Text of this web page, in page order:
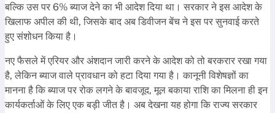
बल्कि उस पर 6% ब्याज देने का भी आदेश दिया था। सरकार ने इस आदेश के
खिलाफ अपील की थी, जिसके बाद अब डिवीजन बेंच ने इस पर सुनवाई करते
हुए संशोधन किया है।
नए फैसले में एरियर और अंशदान जारी करने के आदेश को तो बरकरार रखा गया
है, लेकिन ब्याज वाले प्रावधान को हटा दिया गया है। कानूनी विशेषज्ञों का
मानना है कि ब्याज पर रोक लगने के बावजूद, मूल बकाया राशि का मिलना ही इन
कार्यकर्ताओं के लिए एक बड़ी जीत है। अब देखना यह होगा कि राज्य सरकार